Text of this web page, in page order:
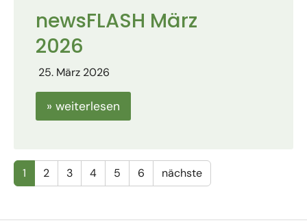
newsFLASH März
2026
25. März 2026
» weiterlesen
1 2 3 4 5 6 nächste